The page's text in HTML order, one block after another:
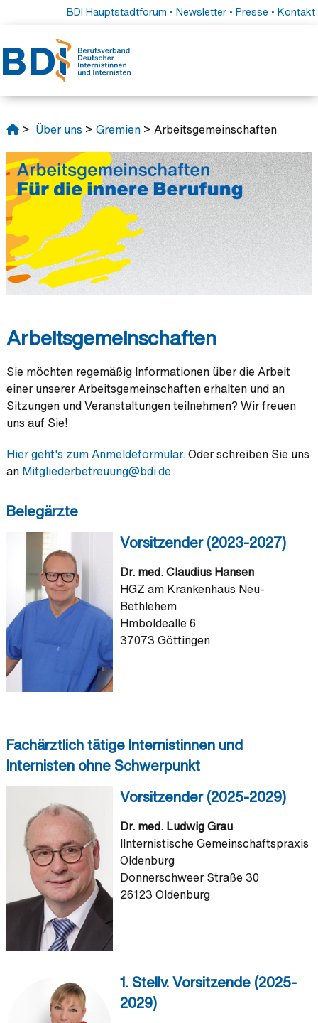
BDI Hauptstadtforum • Newsletter• Presse • Kontakt
> Über uns> Gremien> Arbeitsgemeinschaften
Arbeitsgemeinschaften
Sie möchten regemäßig Informationen über die Arbeit
einer unserer Arbeitsgemeinschaften erhalten und an
Sitzungen und Veranstaltungen teilnehmen? Wir freuen
uns auf Sie!
Hier geht's zum Anmeldeformular.Oder schreiben Sie uns
an Mitgliederbetreuung@bdi.de.
Belegärzte
Vorsitzender (2023-2027)
Dr. med. Claudius Hansen
HGZ am Krankenhaus Neu-
Bethlehem
Hmboldealle 6
37073 Göttingen
Fachärztlich tätige Internistinnen und
Internisten ohne Schwerpunkt
Vorsitzender (2025-2029)
Dr. med. Ludwig Grau
IInternistische Gemeinschaftspraxis
Oldenburg
Donnerschweer Straße 30
26123 Oldenburg
1. Stellv. Vorsitzende (2025-
2029)